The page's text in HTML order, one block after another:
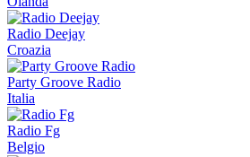
Radio Deejay
Croazia
Party Groove Radio
Italia
Radio Fg
Belgio